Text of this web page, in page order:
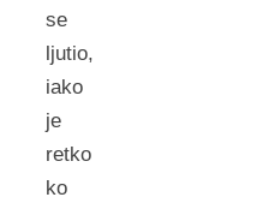
se
ljutio,
iako
je
retko
ko